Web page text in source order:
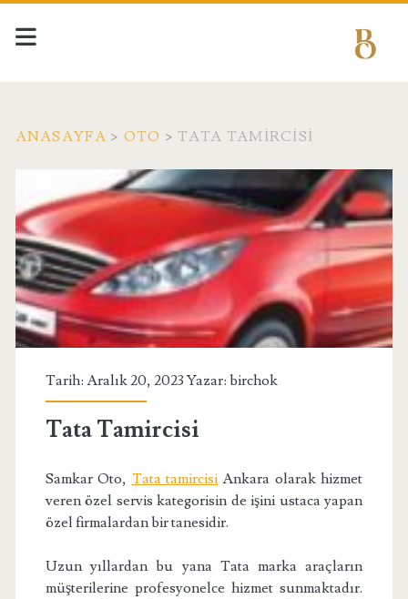
ANASAYFA > OTO > TATA TAMIRCISI
Tarih: Aralık 20, 2023 Yazar: birchok
Tata Tamircisi
Samkar Oto, Tata tamircisi Ankara olarak hizmet
veren özel servis kategorisin de işini ustaca yapan
özel firmalardan bir tanesidir.
Uzun yıllardan bu yana Tata marka araçların
müşterilerine profesyonelce hizmet sunmaktadır.